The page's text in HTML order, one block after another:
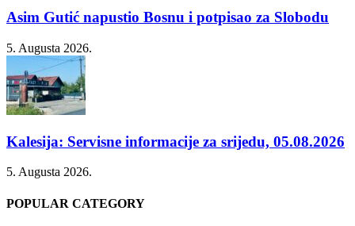
Asim Gutić napustio Bosnu i potpisao za Slobodu
5. Augusta 2026.
Kalesija: Servisne informacije za srijedu, 05.08.2026
5. Augusta 2026.
POPULAR CATEGORY